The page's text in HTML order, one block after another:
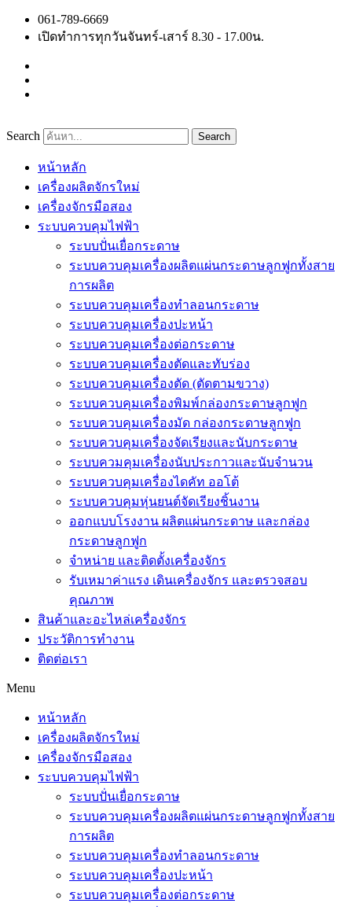
Skip
061-789-6669
เปิดทำการทุกวันจันทร์-เสาร์ 8.30 - 17.00น.
Search Search
หน้าหลัก
เครื่องผลิตจักรใหม่
เครื่องจักรมือสอง
ระบบควบคุมไฟฟ้า
ระบบปั่นเยื่อกระดาษ
ระบบควบคุมเครื่องผลิตแผ่นกระดาษลูกฟูกทั้งสาย
การผลิต
ระบบควบคุมเครื่องทำลอนกระดาษ
ระบบควบคุมเครื่องปะหน้า
ระบบควบคุมเครื่องต่อกระดาษ
ระบบควบคุมเครื่องตัดและทับร่อง
ระบบควบคุมเครื่องตัด (ตัดตามขวาง)
ระบบควบคุมเครื่องพิมพ์กล่องกระดาษลูกฟูก
ระบบควบคุมเครื่องมัด กล่องกระดาษลูกฟูก
ระบบควบคุมเครื่องจัดเรียงและนับกระดาษ
ระบบควมคุมเครื่องนับประกาวและนับจำนวน
ระบบควบคุมเครื่องไดคัท ออโต้
ระบบควบคุมหุ่นยนต์จัดเรียงชิ้นงาน
ออกแบบโรงงาน ผลิตแผ่นกระดาษ และกล่อง
กระดาษลูกฟูก
จำหน่าย และติดตั้งเครื่องจักร
รับเหมาค่าแรง เดินเครื่องจักร และตรวจสอบ
คุณภาพ
สินค้าและอะไหล่เครื่องจักร
ประวัติการทำงาน
ติดต่อเรา
Menu
หน้าหลัก
เครื่องผลิตจักรใหม่
เครื่องจักรมือสอง
ระบบควบคุมไฟฟ้า
ระบบปั่นเยื่อกระดาษ
ระบบควบคุมเครื่องผลิตแผ่นกระดาษลูกฟูกทั้งสาย
การผลิต
ระบบควบคุมเครื่องทำลอนกระดาษ
ระบบควบคุมเครื่องปะหน้า
ระบบควบคุมเครื่องต่อกระดาษ